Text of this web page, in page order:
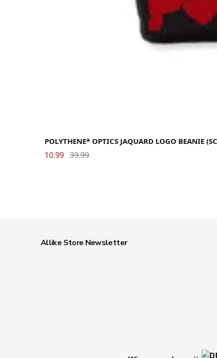
POLYTHENE* OPTICS JAQUARD LOGO BEANIE
10.99 39.99
Allike Store Newsletter